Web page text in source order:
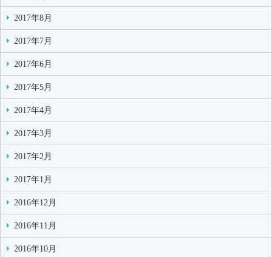
2017年8月
2017年7月
2017年6月
2017年5月
2017年4月
2017年3月
2017年2月
2017年1月
2016年12月
2016年11月
2016年10月